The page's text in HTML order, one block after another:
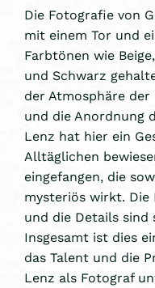
Die Fotografie von
mit einem Tor und
Farbtönen wie
und Schwarz
der Atmosphäre der
und die Anordnung
Lenz hat hier ein
Alltäglichen
eingefangen, die
mysteriös wirkt. Die
und die Details sind
Insgesamt ist dies
das Talent und die
Lenz als Fotograf